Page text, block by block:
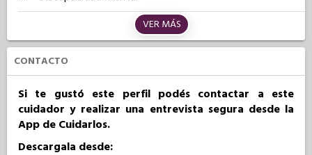
VER MÁS
CONTACTO
Si te gustó este perfil podés contactar a este
cuidador y realizar una entrevista segura desde la
App de Cuidarlos.
Descargala desde: